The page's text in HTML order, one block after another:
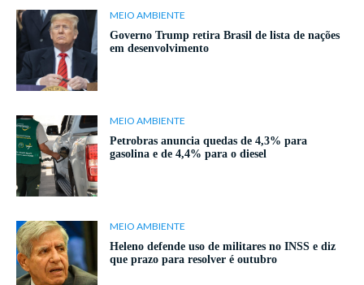
MEIO AMBIENTE
Governo Trump retira Brasil de lista de nações
em desenvolvimento
MEIO AMBIENTE
Petrobras anuncia quedas de 4,3% para
gasolina e de 4,4% para o diesel
MEIO AMBIENTE
Heleno defende uso de militares no INSS e diz
que prazo para resolver é outubro